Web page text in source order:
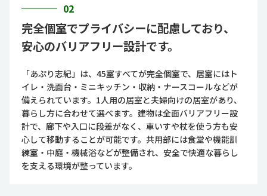
02
完全個室でプライバシーに配慮しており、
安心のバリアフリー設計です。
「あぷり志紀」は、45室すべてが完全個室で、居室にはト
イレ・洗面台・ミニキッチン・収納・ナースコールなどが
備えられています。1人用の居室と夫婦向けの居室があり、
暮らし方に合わせて選べます。建物は全面バリアフリー設
計で、廊下や入口に段差がなく、車いすや杖を使う方も安
心して移動することが可能です。共用部には食堂や機能訓
練室・中庭・機械浴などが整備され、安全で快適な暮らし
を支える環境が整っています。